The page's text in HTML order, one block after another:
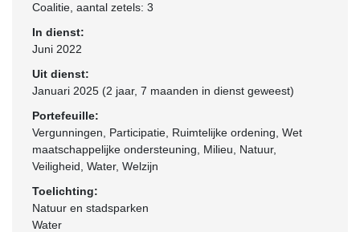
Coalitie , aantal zetels: 3
In dienst:
Juni 2022
Uit dienst:
Januari 2025 (2 jaar, 7 maanden in dienst geweest)
Portefeuille:
Vergunningen, Participatie, Ruimtelijke ordening, Wet
maatschappelijke ondersteuning, Milieu, Natuur,
Veiligheid, Water, Welzijn
Toelichting:
Natuur en stadsparken
Water